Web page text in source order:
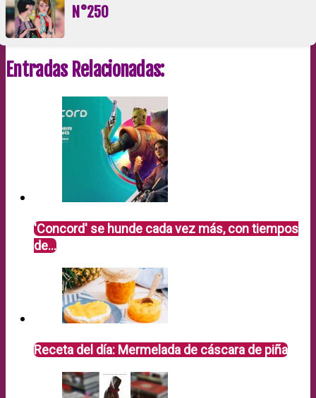
N°250
Entradas Relacionadas:
'Concord' se hunde cada vez más, con tiempos
de…
Receta del día: Mermelada de cáscara de piña